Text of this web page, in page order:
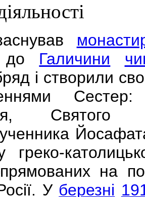
до Галичини
і створили
Святого
греко-
на
У березні